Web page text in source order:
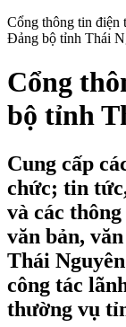
Cổng thông tin điện
Đảng bộ tỉnh Thái
Cổng
bộ tỉnh
Cung cấp
chức; tin
và các
văn bản,
Thái
công tác
thường vụ